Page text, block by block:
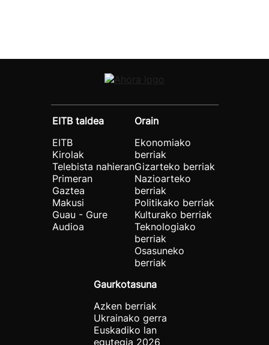
EITB taldea
EITB
Kirolak
Telebista nahieran
Primeran
Gaztea
Makusi
Guau - Gure
Audioa
Orain
Ekonomiako
berriak
Gizarteko berriak
Nazioarteko
berriak
Politikako berriak
Kulturako berriak
Teknologiako
berriak
Osasuneko
berriak
Gaurkotasuna
Azken berriak
Ukrainako gerra
Euskadiko lan
egutegia 2026